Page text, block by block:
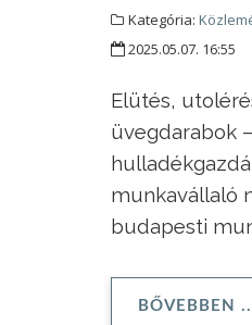
Kategória:
2025.05.07. 16:55
Elütés,
üvegdarabok
munkavállaló
budapesti
BŐVEBBEN